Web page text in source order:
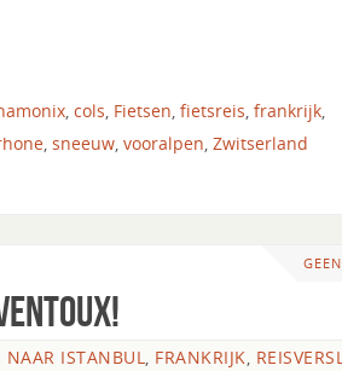
cols Fietsen fietsreis frankrijk
sneeuw vooralpen Zwitserland
NAAR ISTANBUL, FRANKRIJK,